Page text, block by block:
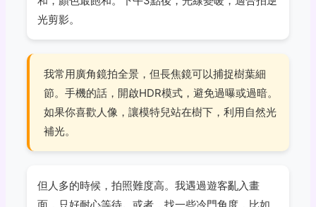
光剪影。
我常用廣角鏡拍全景，但長焦鏡可以捕捉樹葉細
節。手機的話，開啟HDR模式，避免過曝或過暗。
如果你喜歡人像，讓模特兒站在樹下，利用自然光
補光。
但人多的時候，拍照難度高。我遇過遊客亂入畫